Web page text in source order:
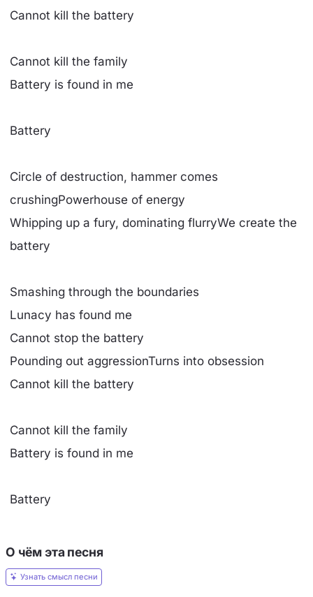
Cannot kill the battery
Cannot kill the family
Battery is found in me
Battery
Circle of destruction, hammer comes
crushingPowerhouse of energy
Whipping up a fury, dominating flurryWe create the
battery
Smashing through the boundaries
Lunacy has found me
Cannot stop the battery
Pounding out aggressionTurns into obsession
Cannot kill the battery
Cannot kill the family
Battery is found in me
Battery
О чём эта песня
Узнать смысл песни